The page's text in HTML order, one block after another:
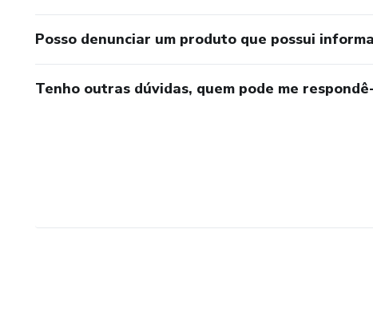
Posso denunciar um produto que possui
Tenho outras dúvidas, quem pode me